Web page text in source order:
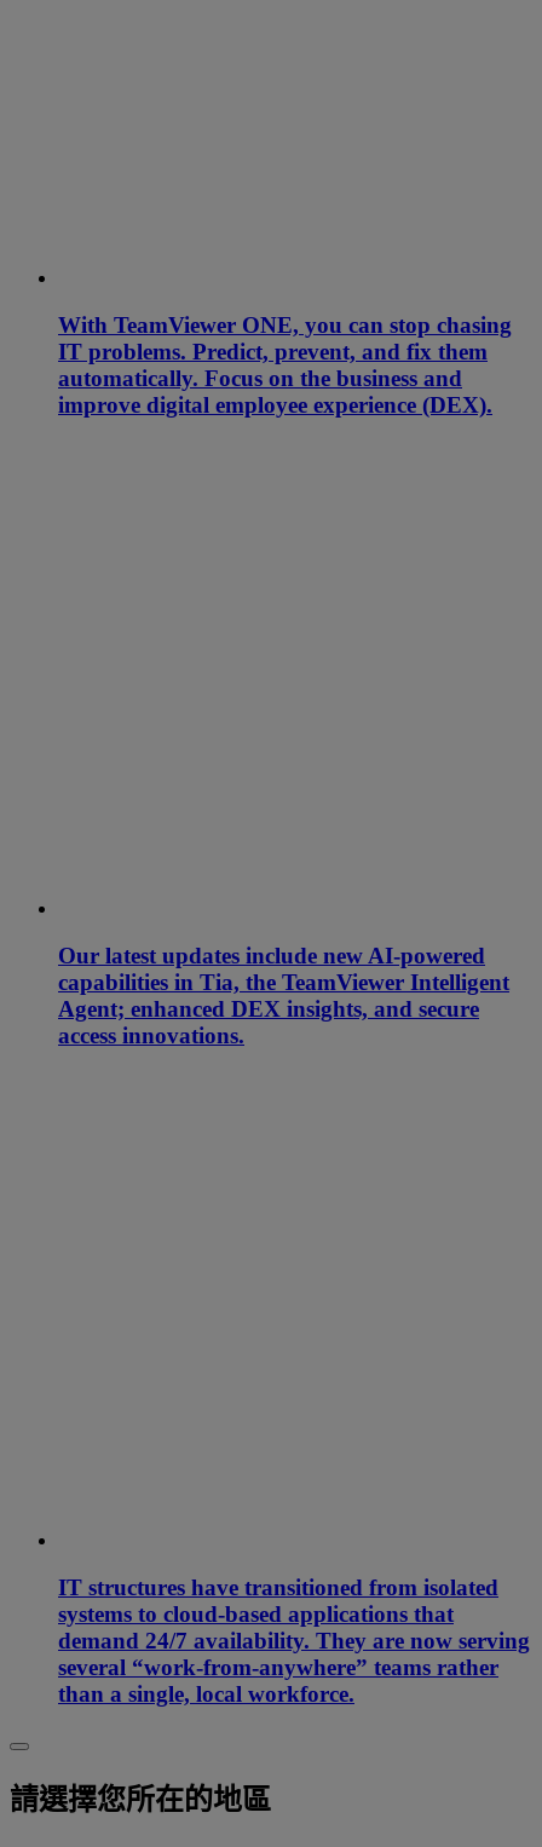
With TeamViewer ONE, you can stop chasing
IT problems. Predict, prevent, and fix them
automatically. Focus on the business and
improve digital employee experience (DEX).
Our latest updates include new AI-powered
capabilities in Tia, the TeamViewer Intelligent
Agent; enhanced DEX insights, and secure
access innovations.
IT structures have transitioned from isolated
systems to cloud-based applications that
demand 24/7 availability. They are now serving
several “work-from-anywhere” teams rather
than a single, local workforce.
請選擇您所在的地區